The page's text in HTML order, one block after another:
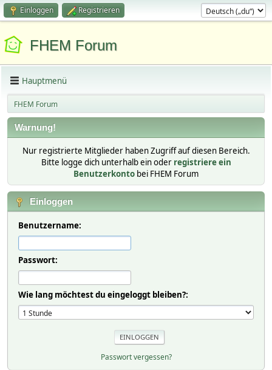
Einloggen Registrieren
FHEM Forum
Hauptmenü
FHEM Forum
Warnung!
Nur registrierte Mitglieder haben Zugriff auf diesen Bereich.
Bitte logge dich unterhalb ein oder registriere ein
Benutzerkonto bei FHEM Forum
Einloggen
Benutzername:
Passwort:
Wie lang möchtest du eingeloggt bleiben?:
Passwort vergessen?